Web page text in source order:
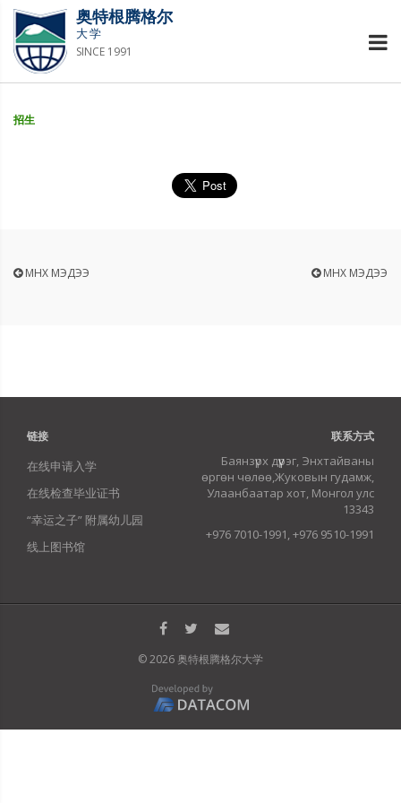
奥特根腾格尔
大学
SINCE 1991
招生
ӨМНӨХ МЭДЭЭ ӨМНӨХ МЭДЭЭ
链接
在线申请入学
在线检查毕业证书
“幸运之子” 附属幼儿园
线上图书馆
联系方式
Баянзүрх дүүрэг, Энхтайваны
өргөн чөлөө,Жуковын гудамж,
Улаанбаатар хот, Монгол улс
13343
+976 7010-1991, +976 9510-1991
© 2026 奥特根腾格尔大学